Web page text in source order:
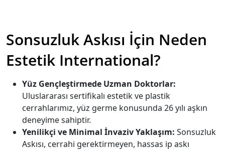
Sonsuzluk Askısı İçin Neden
Estetik International?
Yüz Gençleştirmede Uzman Doktorlar:
Uluslararası sertifikalı estetik ve plastik
cerrahlarımız, yüz germe konusunda 26 yılı aşkın
deneyime sahiptir.
Yenilikçi ve Minimal İnvaziv Yaklaşım: Sonsuzluk
Askısı, cerrahi gerektirmeyen, hassas ip askı